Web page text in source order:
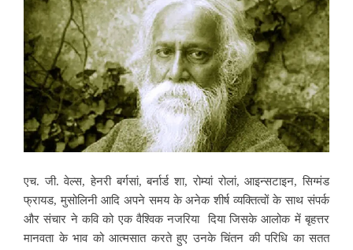
एच. जी. वेल्स, हेनरी बर्गसां, बर्नार्ड शा, रोम्यां रोलां, आइन्सटाइन, सिग्मंड
फ्रायड, मुसोलिनी आदि अपने समय के अनेक शीर्ष व्यक्तित्वों के साथ संपर्क
और संचार ने कवि को एक वैश्विक नजरिया दिया जिसके आलोक में बृहत्तर
मानवता के भाव को आत्मसात करते हुए उनके चिंतन की परिधि का सतत